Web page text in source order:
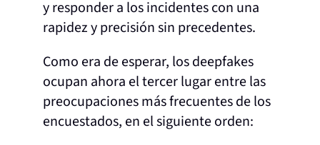
y responder a los incidentes con una
rapidez y precisión sin precedentes.
Como era de esperar, los deepfakes
ocupan ahora el tercer lugar entre las
preocupaciones más frecuentes de los
encuestados, en el siguiente orden: